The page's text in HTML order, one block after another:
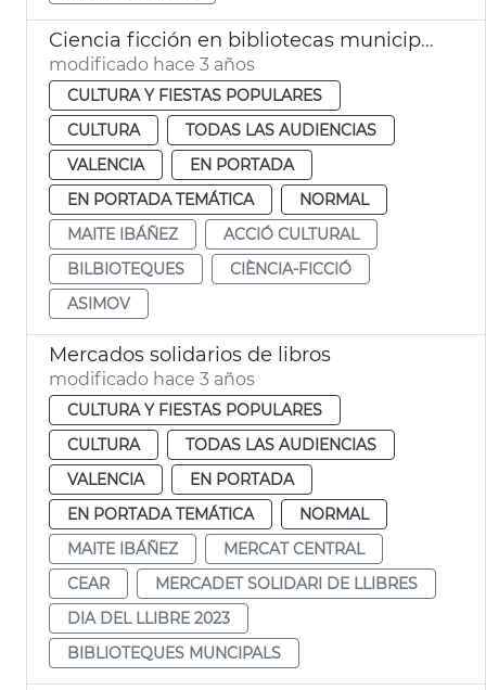
Ciencia ficción en bibliotecas municipales
modificado hace 3 años
CULTURA Y FIESTAS POPULARES
CULTURA
TODAS LAS AUDIENCIAS
VALENCIA
EN PORTADA
EN PORTADA TEMÁTICA
NORMAL
MAITE IBÁÑEZ
ACCIÓ CULTURAL
BILBIOTEQUES
CIÈNCIA-FICCIÓ
ASIMOV
Mercados solidarios de libros
modificado hace 3 años
CULTURA Y FIESTAS POPULARES
CULTURA
TODAS LAS AUDIENCIAS
VALENCIA
EN PORTADA
EN PORTADA TEMÁTICA
NORMAL
MAITE IBÁÑEZ
MERCAT CENTRAL
CEAR
MERCADET SOLIDARI DE LLIBRES
DIA DEL LLIBRE 2023
BIBLIOTEQUES MUNCIPALS